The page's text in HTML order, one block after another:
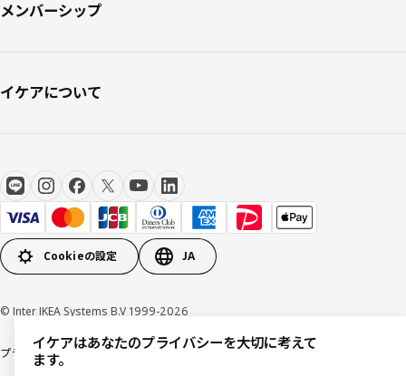
メンバーシップ
イケアについて
Cookieの設定 JA
© Inter IKEA Systems B.V 1999-2026
プライバシーポリシー利用規約 Cookieポリシー特定商取引法に基づく表記
イケアはあなたのプライバシーを大切に考えて
ます。